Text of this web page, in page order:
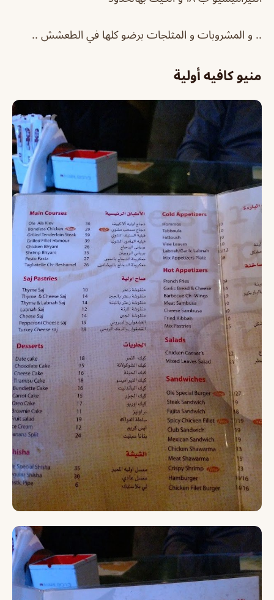
.. و المشروبات و المثلجات برضو كلها في الطعشش ..
منيو كافيه أولية